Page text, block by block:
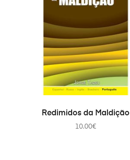
IN DEN WARENKORB
Redimidos da Maldição
10.00€